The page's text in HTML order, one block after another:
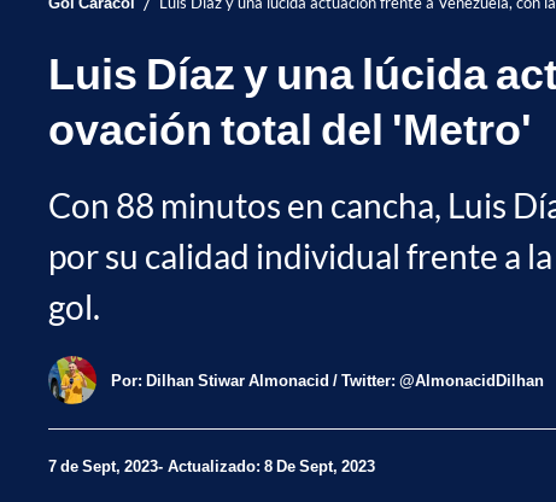
Luis Díaz y una lúcida
ovación total del 'Metro'
Con 88 minutos en cancha, Luis
por su calidad individual frente a
gol.
Por: Dilhan Stiwar Almonacid / Twitter: @AlmonacidDilhan
7 de Sept, 2023 Actualizado: 8 De Sept, 2023